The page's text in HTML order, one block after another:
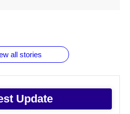
all stories
Update